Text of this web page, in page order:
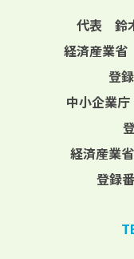
代表 鈴
経済産業省
登
中小企業庁
経済産業
登録